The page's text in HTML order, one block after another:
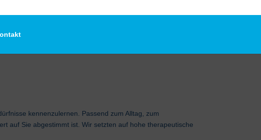
kennenzulernen. Passend zum Alltag, zum
auf Sie abgestimmt ist. Wir setzten auf hohe therapeutische